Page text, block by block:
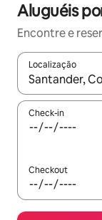
Aluguéis
Encontre e
Localização
Quando os
Check-in
Checkout